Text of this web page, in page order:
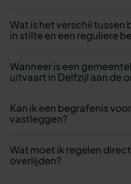
Wat is het verschil tussen
in stilte en een reguliere
Wanneer is een
uitvaart in Delfzijl aan de
Kan ik een begrafenis
vastleggen?
Wat moet ik regelen
overlijden?